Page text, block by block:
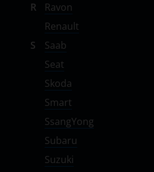
R
Ravon
Renault
S
Saab
Seat
Skoda
Smart
SsangYong
Subaru
Suzuki